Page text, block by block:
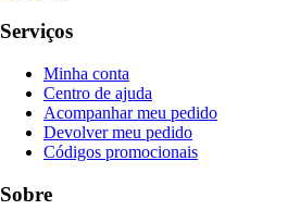
Serviços
Minha conta
Centro de ajuda
Acompanhar meu pedido
Devolver meu pedido
Códigos promocionais
Sobre